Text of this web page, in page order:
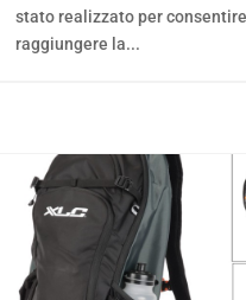
stato realizzato per
raggiungere la...